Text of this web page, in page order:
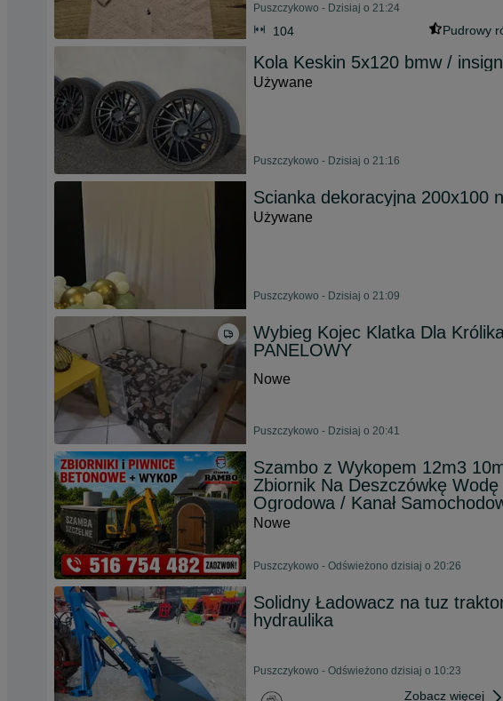
Puszczykowo - Dzisiaj o 21:24
104 Pudrowy
Kola Keskin 5x120 bmw /
Używane
Puszczykowo - Dzisiaj o 21:16
Scianka dekoracyjna 200x100
Używane
Puszczykowo - Dzisiaj o 21:09
Wybieg Kojec Klatka Dla
PANELOWY
Nowe
Puszczykowo - Dzisiaj o 20:41
Szambo z Wykopem 12m3
Zbiornik Na Deszczówkę
Ogrodowa / Kanał
Nowe
Puszczykowo - Odświeżono dzisiaj o 20:26
Solidny Ładowacz na tuz
hydraulika
Puszczykowo - Odświeżono dzisiaj o 10:23
Zobacz więcej